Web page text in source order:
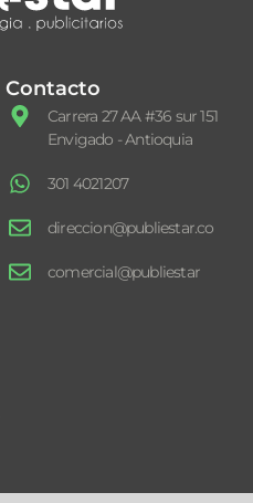
Contacto
Carrera 27 AA #36 sur 151
Envigado - Antioquia
301 4021207
direccion@publiestar.co
comercial@publiestar